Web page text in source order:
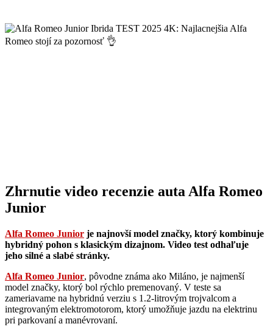
Zhrnutie video recenzie auta Alfa Romeo
Junior
Alfa Romeo Junior je najnovší model značky, ktorý kombinuje
hybridný pohon s klasickým dizajnom. Video test odhaľuje
jeho silné a slabé stránky.
Alfa Romeo Junior, pôvodne známa ako Miláno, je najmenší
model značky, ktorý bol rýchlo premenovaný. V teste sa
zameriavame na hybridnú verziu s 1.2-litrovým trojvalcom a
integrovaným elektromotorom, ktorý umožňuje jazdu na elektrinu
pri parkovaní a manévrovaní.